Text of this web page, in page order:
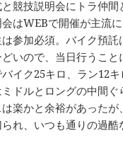
競技説明会にトラ仲間
はWEBで開催が主流
参加必須。バイク預託
いので、当日行うこと
イク25キロ、ラン12
ドルとロングの中間ぐ
楽かと余裕があったが
れ、いつも通りの過酷